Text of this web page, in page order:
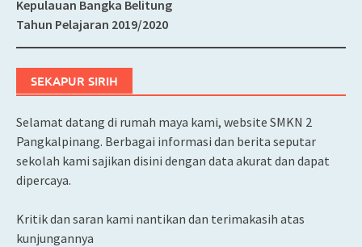
Kepulauan Bangka Belitung
Tahun Pelajaran 2019/2020
SEKAPUR SIRIH
Selamat datang di rumah maya kami, website SMKN 2
Pangkalpinang. Berbagai informasi dan berita seputar
sekolah kami sajikan disini dengan data akurat dan dapat
dipercaya.
Kritik dan saran kami nantikan dan terimakasih atas
kunjungannya